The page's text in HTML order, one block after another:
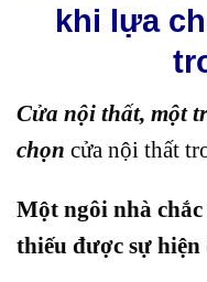
2.4.1. Ưu điểm:
2.4.2. Nhược
3. 3. Những lưu ý
4. Phong thủy cửa
khi lựa
Cửa nội thất, một
chọn cửa nội thất
Một ngôi nhà
thiếu được sự hiện